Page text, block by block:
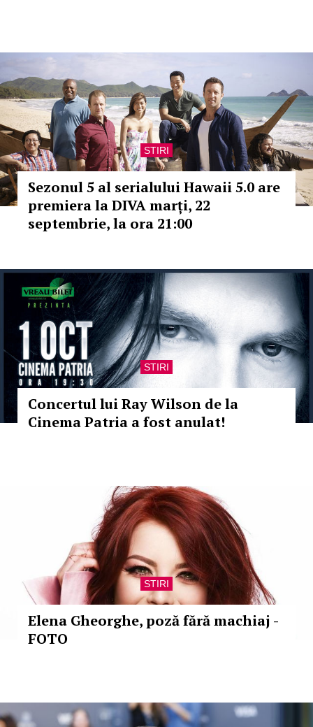
STIRI
Sezonul 5 al serialului Hawaii 5.0 are
premiera la DIVA marți, 22
septembrie, la ora 21:00
STIRI
Concertul lui Ray Wilson de la
Cinema Patria a fost anulat!
STIRI
Elena Gheorghe, poză fără machiaj -
FOTO